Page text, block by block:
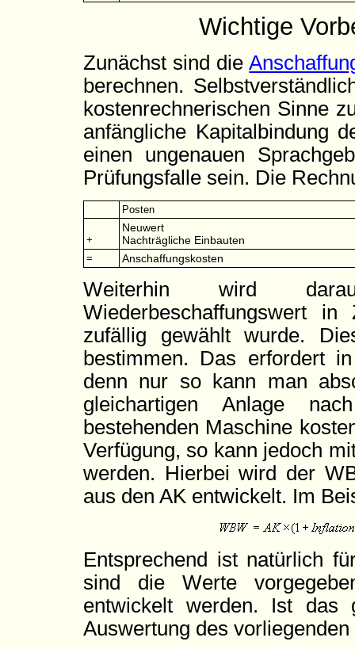
Wichtige
Zunächst sind die
berechnen.
kostenrechnerischen Sinne
anfängliche Kapitalbindung
einen ungenauen
Prüfungsfalle sein. Die
Posten
+
Neuwert
Nachträgliche Einbauten
= Anschaffungskosten
Weiterhin wird
Wiederbeschaffungswert
zufällig gewählt wurde.
bestimmen. Das erfordert
denn nur so kann man
gleichartigen Anlage
bestehenden Maschine
Verfügung, so kann jedoch
werden. Hierbei wird der
aus den AK entwickelt. Im
Entsprechend ist natürlich
sind die Werte
entwickelt werden. Ist das
Auswertung des